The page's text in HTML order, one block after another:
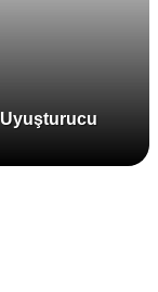
Uyuşturucu